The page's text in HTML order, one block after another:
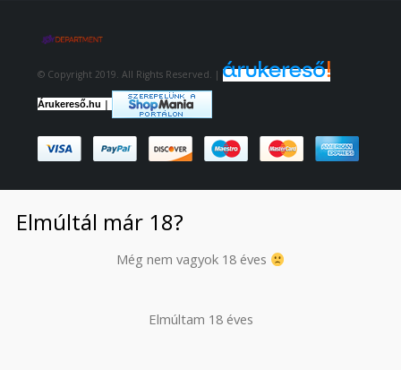
© Copyright 2019. All Rights Reserved. |
Árukereső.hu |
Elmúltál már 18?
Még nem vagyok 18 éves
Elmúltam 18 éves